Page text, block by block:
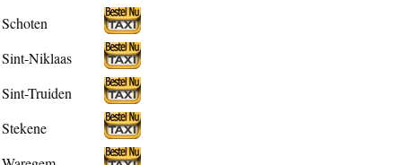
Schoten
Sint-Niklaas
Sint-Truiden
Stekene